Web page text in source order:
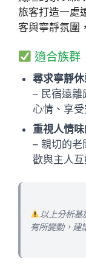
旅客打造一處
客與寧靜氛圍
適合族群
尋求寧靜
– 民宿遠離
心情、享
重視人情
– 親切的老
歡與主人
以上分析基
有所變動，建